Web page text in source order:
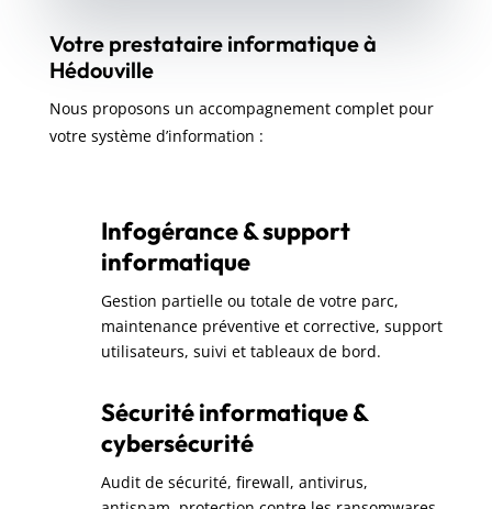
Votre prestataire informatique à
Hédouville
Nous proposons un accompagnement complet pour
votre système d’information :
Infogérance & support
informatique
Gestion partielle ou totale de votre parc,
maintenance préventive et corrective, support
utilisateurs, suivi et tableaux de bord.
Sécurité informatique &
cybersécurité
Audit de sécurité, firewall, antivirus,